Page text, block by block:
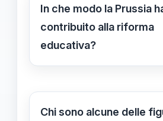
innovazioni sociali e
hanno modellato
XIX secolo, influenzando
In che modo la Prussia
contribuito alla riforma
educativa?
La Prussia ha introdotto
ponendo le basi per
Chi sono alcune delle